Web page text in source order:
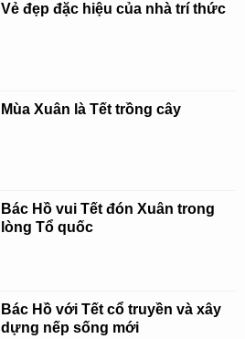
Vẻ đẹp đặc hiệu của nhà trí thức
Mùa Xuân là Tết trồng cây
Bác Hồ vui Tết đón Xuân trong
lòng Tổ quốc
Bác Hồ với Tết cổ truyền và xây
dựng nếp sống mới